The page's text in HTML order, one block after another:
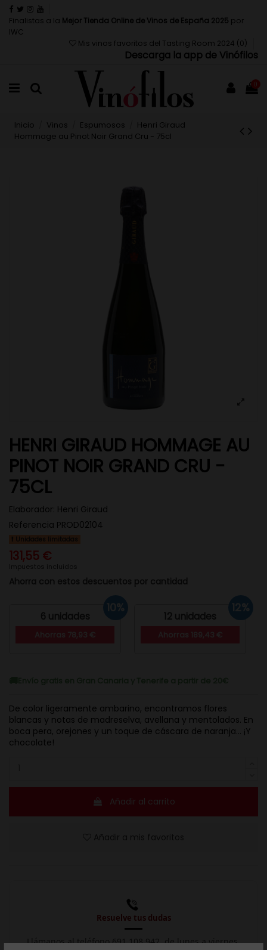
Finalistas a la Mejor Tienda Online de Vinos de España 2025 por
IWC
Mis vinos favoritos del Tasting Room 2024 (0 )
Descarga la app de Vinófilos
0
Inicio Vinos Espumosos
Henri Giraud
Hommage au Pinot Noir Grand Cru - 75cl
HENRI GIRAUD HOMMAGE AU
PINOT NOIR GRAND CRU -
75CL
Elaborador: Henri Giraud
Referencia PROD02104
Unidades limitadas
131,55 €
Impuestos incluidos
Ahorra con estos descuentos por cantidad
6 unidades
10%
12 unidades
12%
De color ligeramente ambarino, encontramos flores
blancas y notas de madreselva, avellana y mentolados. En
boca pera, orejones y un toque de cáscara de naranja... ¡Y
chocolate!
Añadir al carrito
Resuelve tus dudas
Llámanos al teléfono 691 108 942, de lunes a viernes,